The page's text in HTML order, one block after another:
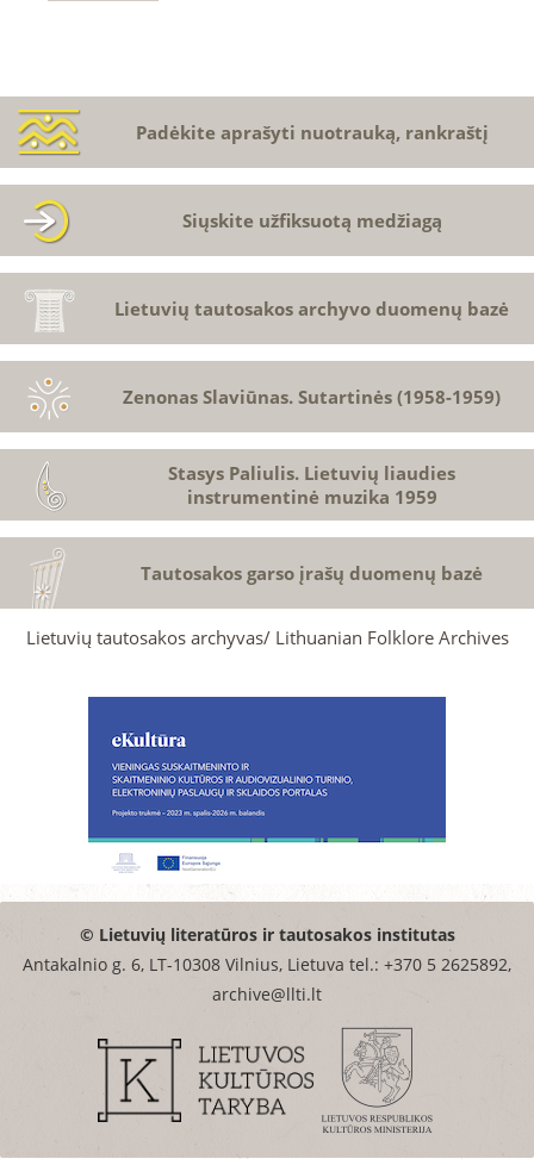
Padėkite aprašyti nuotrauką, rankraštį
Siųskite užfiksuotą medžiagą
Lietuvių tautosakos archyvo duomenų bazė
Zenonas Slaviūnas. Sutartinės (1958-1959)
Stasys Paliulis. Lietuvių liaudies
instrumentinė muzika 1959
Tautosakos garso įrašų duomenų bazė
Lietuvių tautosakos archyvas/ Lithuanian Folklore Archives
© Lietuvių literatūros ir tautosakos institutas
Antakalnio g. 6, LT-10308 Vilnius, Lietuva tel.: +370 5 2625892,
archive@llti.lt